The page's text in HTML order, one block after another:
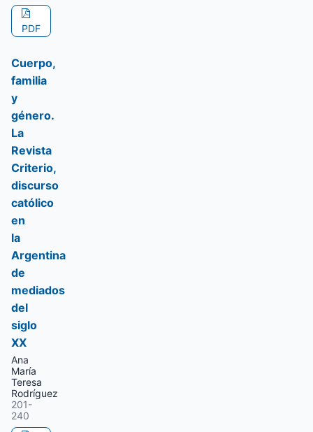
PDF
Cuerpo,
familia
y
género.
La
Revista
Criterio,
discurso
católico
en
la
Argentina
de
mediados
del
siglo
XX
Ana
María
Teresa
Rodríguez
201-
240